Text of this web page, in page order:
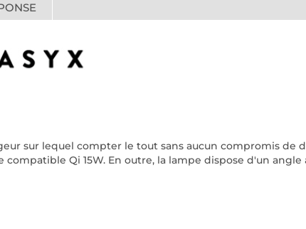
sur lequel compter le tout sans aucun compromis de
Qi 15W. En outre, la lampe dispose d'un